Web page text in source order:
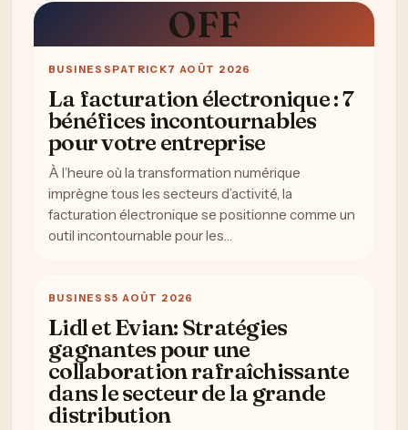
OFF
BUSINESS PATRICK7 AOÛT 2026
La facturation électronique : 7
bénéfices incontournables
pour votre entreprise
À l’heure où la transformation numérique
imprègne tous les secteurs d’activité, la
facturation électronique se positionne comme un
outil incontournable pour les…
BUSINESS5 AOÛT 2026
Lidl et Evian: Stratégies
gagnantes pour une
collaboration rafraîchissante
dans le secteur de la grande
distribution